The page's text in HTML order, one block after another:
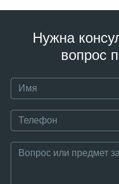
Нужна
вопрос